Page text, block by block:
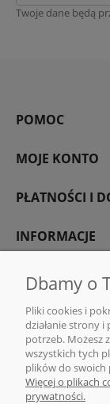
Twoje dane będą
POMOC
MOJE KONTO
PŁATNOŚCI I
INFORMACJE
O NAS
DMG MONIKA
10, 80-850 Gdańsk |
Dbamy o
Pliki cookies i
działanie strony
potrzeb. Możesz
wszystkich tych
plików do swoich
Więcej o plikach
prywatności.